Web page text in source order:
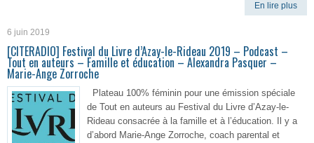
En lire plus
6 juin 2019
[CITERADIO] Festival du Livre d’Azay-le-Rideau 2019 – Podcast –
Tout en auteurs – Famille et éducation – Alexandra Pasquer –
Marie-Ange Zorroche
Plateau 100% féminin pour une émission spéciale
de Tout en auteurs au Festival du Livre d’Azay-le-
Rideau consacrée à la famille et à l’éducation. Il y a
d’abord Marie-Ange Zorroche, coach parental et